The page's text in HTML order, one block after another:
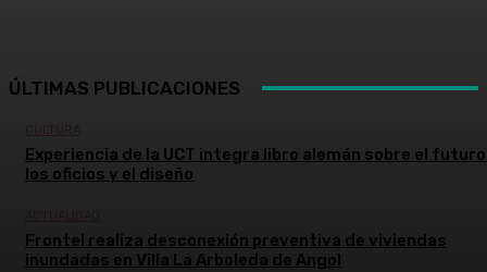
ÚLTIMAS PUBLICACIONES
Experiencia de la UCT integra libro alemán sobre el
los oficios y el diseño
Frontel realiza desconexión preventiva de viviendas
inundadas en Villa La Arboleda de Angol